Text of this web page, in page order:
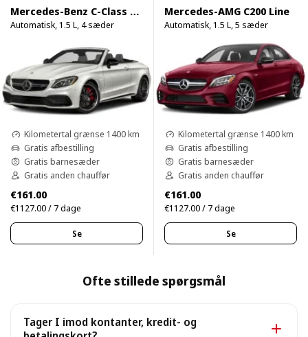
Mercedes-Benz C-Class C200 Cabrio
Automatisk, 1.5 L, 4 sæder
Kilometertal grænse 1400 km
Gratis afbestilling
Gratis barnesæder
Gratis anden chauffør
€161.00
€1127.00 / 7 dage
Se
Mercedes-AMG C200 Line
Automatisk, 1.5 L, 5 sæder
Kilometertal grænse 1400 km
Gratis afbestilling
Gratis barnesæder
Gratis anden chauffør
€161.00
€1127.00 / 7 dage
Se
Ofte stillede spørgsmål
Tager I imod kontanter, kredit- og